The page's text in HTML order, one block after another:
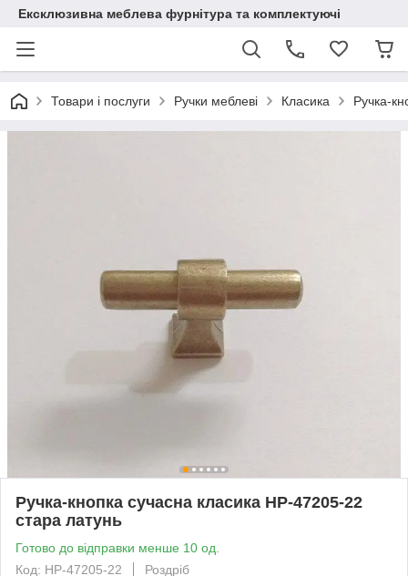
Ексклюзивна меблева фурнітура та комплектуючі
Товари і послуги Ручки меблеві Класика Ручка-
Ручка-кнопка сучасна класика HP-47205-22
стара латунь
Готово до відправки менше 10 од.
Код: HP-47205-22
Роздріб